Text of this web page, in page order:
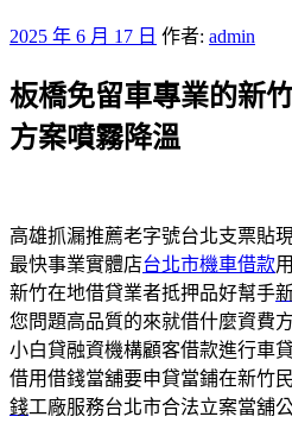
發
於
2025 年 6 月 17 日 作者: admin
板橋免留車專業的新
方案噴霧降溫
高雄抓漏推薦老字號台北支票貼
最快事業實體店台北市機車借款
新竹在地借貸業者抵押品好幫手
您問題高品質的來就借什麼資費
小白貸融資機構顧客借款進行車
借用借錢當舖要申貸當鋪在新竹
錢工廠服務台北市合法立案當舖